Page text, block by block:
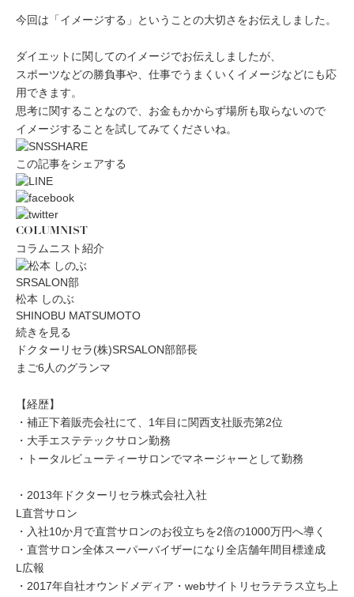
今回は「イメージする」ということの大切さをお伝えしました。
ダイエットに関してのイメージでお伝えしましたが、
スポーツなどの勝負事や、仕事でうまくいくイメージなどにも応
用できます。
思考に関することなので、お金もかからず場所も取らないので
イメージすることを試してみてくださいね。
この記事をシェアする
COLUMNIST
コラムニスト紹介
SRSALON部
松本 しのぶ
SHINOBU MATSUMOTO
続きを見る
ドクターリセラ(株)SRSALON部部長
まご6人のグランマ
【経歴】
・補正下着販売会社にて、1年目に関西支社販売第2位
・大手エステテックサロン勤務
・トータルビューティーサロンでマネージャーとして勤務
・2013年ドクターリセラ株式会社入社
L直営サロン
・入社10か月で直営サロンのお役立ちを2倍の1000万円へ導く
・直営サロン全体スーパーバイザーになり全店舗年間目標達成
L広報
・2017年自社オウンドメディア・webサイトリセラテラス立ち上